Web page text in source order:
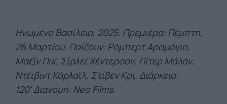
Ηνωμένο Βασίλειο, 2025. Πρεμιέρα: Πέμπτη,
26 Μαρτίου. Παίζουν: ΡόμπερτΑραμάγιο,
ΜαξίνΠικ, Σίρλεϊ Χέντερσον, ΠίτερΜάλαν,
Ντέιβιντ Κάρλαϊλ, Στίβεν Κρι. Διάρκεια;
120' Διανομή:Neo Films.